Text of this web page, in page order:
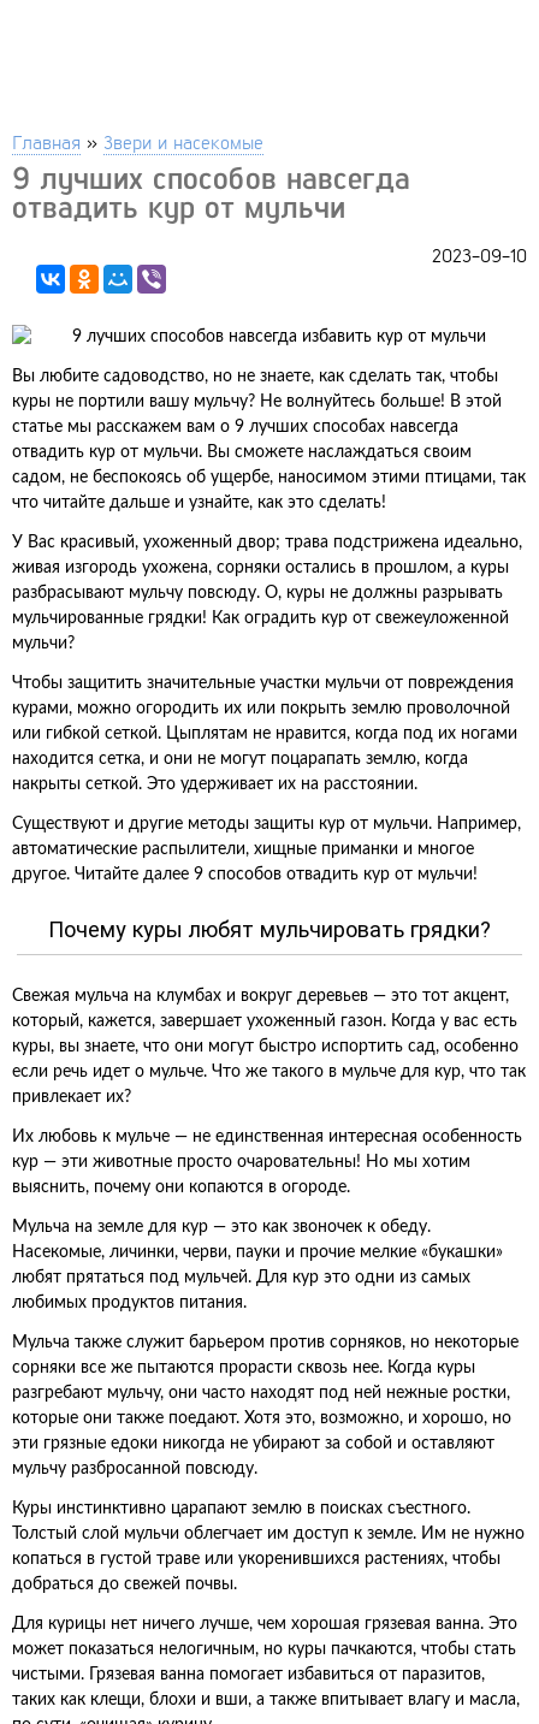
Главная » Звери и насекомые
9 лучших способов навсегда
отвадить кур от мульчи
2023-09-10
Вы любите садоводство, но не знаете, как сделать так, чтобы
куры не портили вашу мульчу? Не волнуйтесь больше! В этой
статье мы расскажем вам о 9 лучших способах навсегда
отвадить кур от мульчи. Вы сможете наслаждаться своим
садом, не беспокоясь об ущербе, наносимом этими птицами, так
что читайте дальше и узнайте, как это сделать!
У Вас красивый, ухоженный двор; трава подстрижена идеально,
живая изгородь ухожена, сорняки остались в прошлом, а куры
разбрасывают мульчу повсюду. О, куры не должны разрывать
мульчированные грядки! Как оградить кур от свежеуложенной
мульчи?
Чтобы защитить значительные участки мульчи от повреждения
курами, можно огородить их или покрыть землю проволочной
или гибкой сеткой. Цыплятам не нравится, когда под их ногами
находится сетка, и они не могут поцарапать землю, когда
накрыты сеткой. Это удерживает их на расстоянии.
Существуют и другие методы защиты кур от мульчи. Например,
автоматические распылители, хищные приманки и многое
другое. Читайте далее 9 способов отвадить кур от мульчи!
Почему куры любят мульчировать грядки?
Свежая мульча на клумбах и вокруг деревьев — это тот акцент,
который, кажется, завершает ухоженный газон. Когда у вас есть
куры, вы знаете, что они могут быстро испортить сад, особенно
если речь идет о мульче. Что же такого в мульче для кур, что так
привлекает их?
Их любовь к мульче — не единственная интересная особенность
кур — эти животные просто очаровательны! Но мы хотим
выяснить, почему они копаются в огороде.
Мульча на земле для кур — это как звоночек к обеду.
Насекомые, личинки, черви, пауки и прочие мелкие «букашки»
любят прятаться под мульчей. Для кур это одни из самых
любимых продуктов питания.
Мульча также служит барьером против сорняков, но некоторые
сорняки все же пытаются прорасти сквозь нее. Когда куры
разгребают мульчу, они часто находят под ней нежные ростки,
которые они также поедают. Хотя это, возможно, и хорошо, но
эти грязные едоки никогда не убирают за собой и оставляют
мульчу разбросанной повсюду.
Куры инстинктивно царапают землю в поисках съестного.
Толстый слой мульчи облегчает им доступ к земле. Им не нужно
копаться в густой траве или укоренившихся растениях, чтобы
добраться до свежей почвы.
Для курицы нет ничего лучше, чем хорошая грязевая ванна. Это
может показаться нелогичным, но куры пачкаются, чтобы стать
чистыми. Грязевая ванна помогает избавиться от паразитов,
таких как клещи, блохи и вши, а также впитывает влагу и масла,